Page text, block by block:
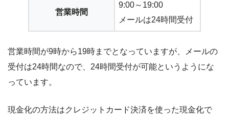
営業時間
9:00～19:00
メールは24時間受付
営業時間が9時から19時までとなっていますが、メールの
受付は24時間なので、24時間受付が可能というようにな
っています。
現金化の方法はクレジットカード決済を使った現金化で